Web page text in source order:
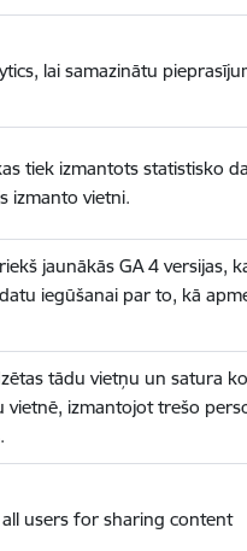
lai samazinātu
tiek izmantots statistisko
izmanto vietni.
jaunākās GA 4 versijas,
iegūšanai par to, kā
tādu vietņu un satura
vietnē, izmantojot trešo
users for sharing content